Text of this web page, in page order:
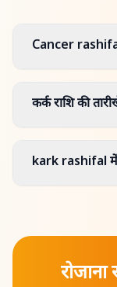
Cancer
कर्क राशि की
kark rashifal में